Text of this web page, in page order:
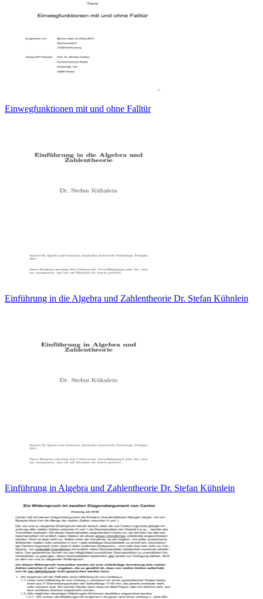
Einwegfunktionen mit und ohne Falltür
Einführung in die Algebra und Zahlentheorie Dr. Stefan Kühnlein
Einführung in Algebra und Zahlentheorie Dr. Stefan Kühnlein